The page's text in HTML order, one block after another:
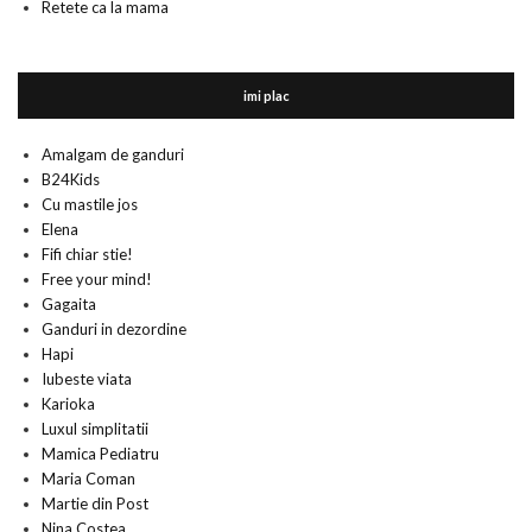
Retete ca la mama
imi plac
Amalgam de ganduri
B24Kids
Cu mastile jos
Elena
Fifi chiar stie!
Free your mind!
Gagaita
Ganduri in dezordine
Hapi
Iubeste viata
Karioka
Luxul simplitatii
Mamica Pediatru
Maria Coman
Martie din Post